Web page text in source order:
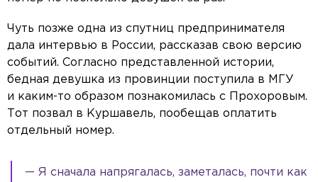
Чуть позже одна из спутниц предпринимателя
дала интервью в России, рассказав свою версию
событий. Согласно представленной истории,
бедная девушка из провинции поступила в МГУ
и каким-то образом познакомилась с Прохоровым.
Тот позвал в Куршавель, пообещав оплатить
отдельный номер.
— Я сначала напрягалась, заметалась, почти как